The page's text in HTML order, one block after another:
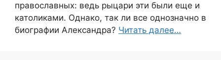
православных: ведь рыцари эти были еще и
католиками. Однако, так ли все однозначно в
биографии Александра? Читать далее…